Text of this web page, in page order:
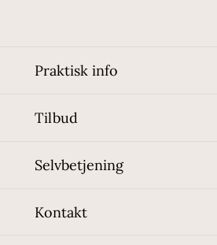
Praktisk info
Tilbud
Selvbetjening
Kontakt